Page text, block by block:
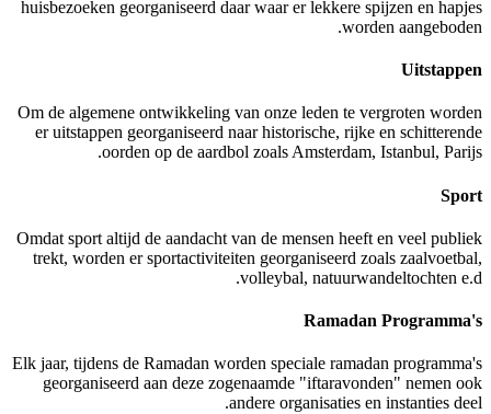
huisbezoeken georganiseerd daar waar
Om de algemene ontwikkeling van onze
er uitstappen georganiseerd naar
oorden op de aardbol zoals
Omdat sport altijd de aandacht van de
trekt, worden er sportactiviteiten
volleybal,
Elk jaar, tijdens de Ramadan worden
georganiseerd aan deze zogenaamde
andere